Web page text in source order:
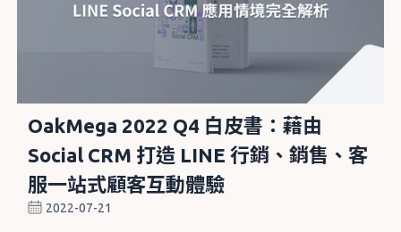
OakMega 2022 Q4 白皮書：藉由
Social CRM 打造 LINE 行銷、銷售、客
服一站式顧客互動體驗
2022-07-21